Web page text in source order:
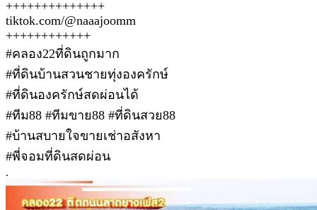
++++++++++++++
tiktok.com/@naaajoomm
++++++++++++
#คลอง22ที่ดินถูกมาก
#ที่ดินบ้านสวนชายทุ่งองครักษ์
#ที่ดินองครักษ์สดผ่อนได้
#ทีม88 #ทีมขาย88 #ที่ดินสวย88
#บ้านสบายใจขายเช่าอสังหา
#พี่จอมที่ดินสดผ่อน
.